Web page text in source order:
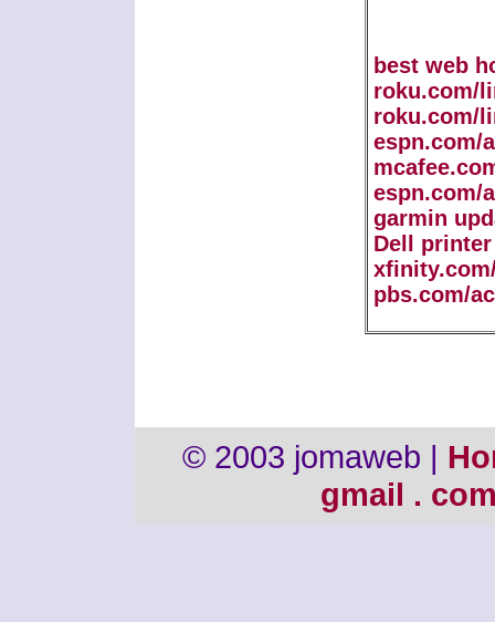
best web
roku.com/
roku.com/
espn.com/
espn.com/
garmin
Dell
pbs.com/
© 2003 jomaweb |
gmail .